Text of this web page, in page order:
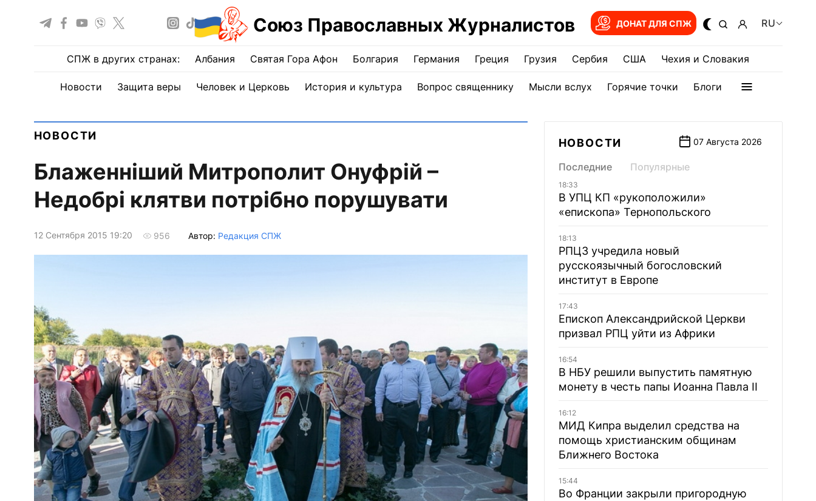
Союз Православных Журналистов ДОНАТ ДЛЯ СПЖ RU
СПЖ в других странах: Албания Святая Гора Афон Болгария Германия Греция Грузия Сербия США Чехия и Словакия
Новости Защита веры Человек и Церковь История и культура Вопрос священнику Мысли вслух Горячие точки Блоги
НОВОСТИ
Блаженніший Митрополит Онуфрій –
Недобрі клятви потрібно порушувати
12 Сентября 2015 19:20 956 Автор: Редакция СПЖ
НОВОСТИ 07 Августа 2026
Последние Популярные
18:33
В УПЦ КП «рукоположили»
«епископа» Тернопольского
18:13
РПЦЗ учредила новый
русскоязычный богословский
институт в Европе
17:43
Епископ Александрийской Церкви
призвал РПЦ уйти из Африки
16:54
В НБУ решили выпустить памятную
монету в честь папы Иоанна Павла II
16:12
МИД Кипра выделил средства на
помощь христианским общинам
Ближнего Востока
15:44
Во Франции закрыли пригородную